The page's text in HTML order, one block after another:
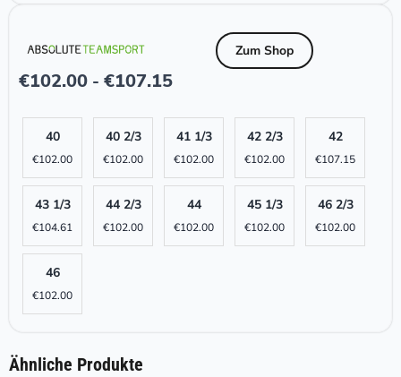
€102.00 - €107.15
Zum Shop
40
€102.00
40 2/3
€102.00
41 1/3
€102.00
42 2/3
€102.00
42
€107.15
43 1/3
€104.61
44 2/3
€102.00
44
€102.00
45 1/3
€102.00
46 2/3
€102.00
46
€102.00
Ähnliche Produkte